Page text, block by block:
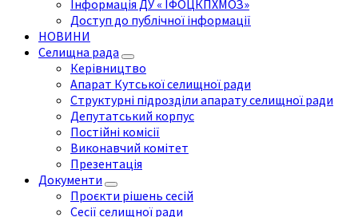
Інформація ДУ « ІФОЦКПХМОЗ»
Доступ до публічної інформації
НОВИНИ
Селищна рада
Керівництво
Апарат Кутської селищної ради
Структурні підрозділи апарату селищної ради
Депутатський корпус
Постійні комісії
Виконавчий комітет
Презентація
Документи
Проєкти рішень сесій
Сесії селищної ради